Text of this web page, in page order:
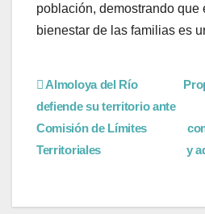
población, demostrando que
bienestar de las familias es
y
Almoloya del Río
defiende su territorio ante
Comisión de Límites
Territoriales